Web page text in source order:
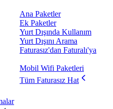
Ana Paketler
Ek Paketler
Yurt Dışında Kullanım
Yurt Dışını Arama
Faturasız'dan Faturalı'ya
Mobil Wifi Paketleri
Tüm Faturasız Hat